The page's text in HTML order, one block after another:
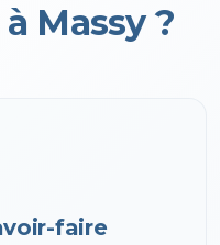
à Massy ?
faire